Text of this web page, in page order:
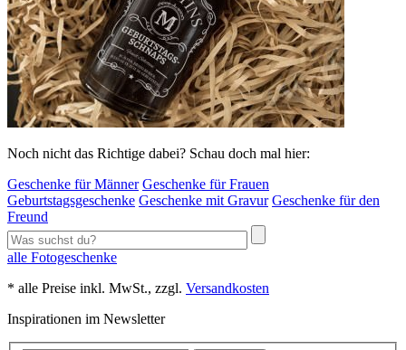
Noch nicht das Richtige dabei? Schau doch mal hier:
Geschenke für Männer Geschenke für Frauen
Geburtstagsgeschenke Geschenke mit Gravur Geschenke für den
Freund
alle Fotogeschenke
* alle Preise inkl. MwSt., zzgl. Versandkosten
Inspirationen im Newsletter